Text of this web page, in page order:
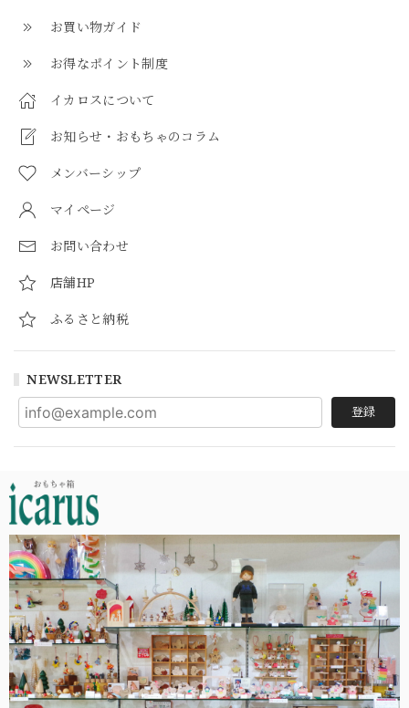
お買い物ガイド
お得なポイント制度
イカロスについて
お知らせ・おもちゃのコラム
メンバーシップ
マイページ
お問い合わせ
店舗HP
ふるさと納税
NEWSLETTER
登録